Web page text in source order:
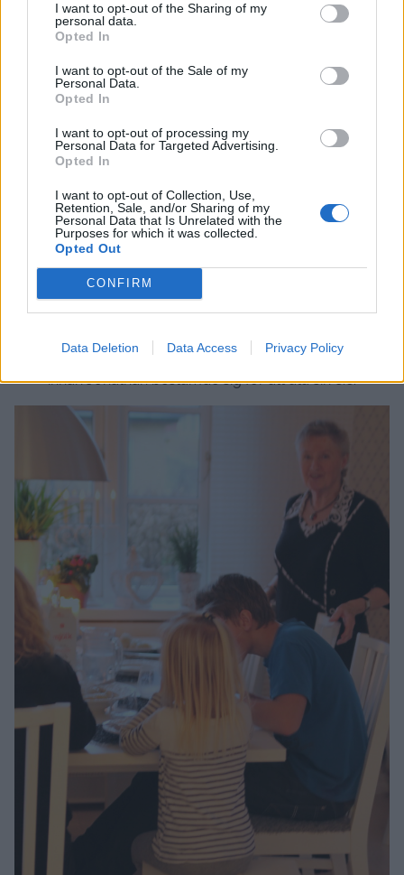
I want to opt-out of the Sharing of my
personal data.
Opted In
I want to opt-out of the Sale of my
Personal Data.
Opted In
I want to opt-out of processing my
Personal Data for Targeted Advertising.
Opted In
I want to opt-out of Collection, Use,
Retention, Sale, and/or Sharing of my
Personal Data that Is Unrelated with the
Purposes for which it was collected.
Opted Out
CONFIRM
Data Deletion Data Access Privacy Policy
Vi dubblade grundreceptet och fick ut cirka 60
sina sju kroppkakor,
innan Jonathan bestämde sig för att äta sin 8:e.